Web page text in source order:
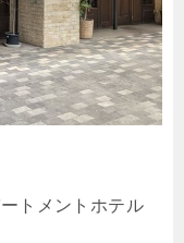
トメントホテル